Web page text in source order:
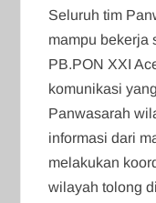
Seluruh tim
mampu bekerja
PB.PON XXI
komunikasi
Panwasarah
informasi dari
melakukan
wilayah tolong